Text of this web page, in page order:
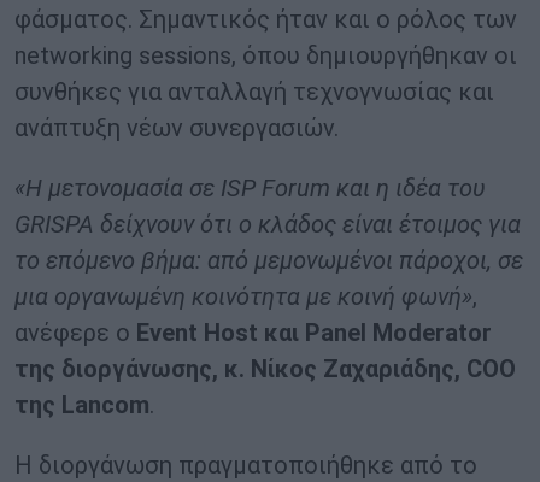
φάσματος. Σημαντικός ήταν και ο ρόλος των
networking sessions, όπου δημιουργήθηκαν οι
συνθήκες για ανταλλαγή τεχνογνωσίας και
ανάπτυξη νέων συνεργασιών.
«Η μετονομασία σε ISP Forum και η ιδέα του
GRISPA δείχνουν ότι ο κλάδος είναι έτοιμος για
το επόμενο βήμα: από μεμονωμένοι πάροχοι, σε
μια οργανωμένη κοινότητα με κοινή φωνή»,
ανέφερε ο Event Host και Panel Moderator
της διοργάνωσης, κ. Νίκος Ζαχαριάδης, COO
της Lancom.
Η διοργάνωση πραγματοποιήθηκε από το